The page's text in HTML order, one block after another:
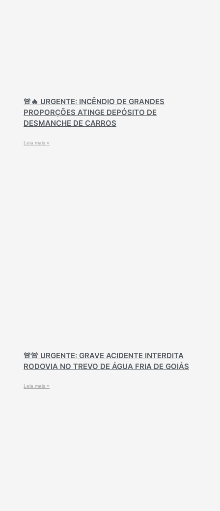
🚨🔥 URGENTE: INCÊNDIO DE GRANDES
PROPORÇÕES ATINGE DEPÓSITO DE
DESMANCHE DE CARROS
Leia mais »
🚨🚨 URGENTE: GRAVE ACIDENTE INTERDITA
RODOVIA NO TREVO DE ÁGUA FRIA DE GOIÁS
Leia mais »